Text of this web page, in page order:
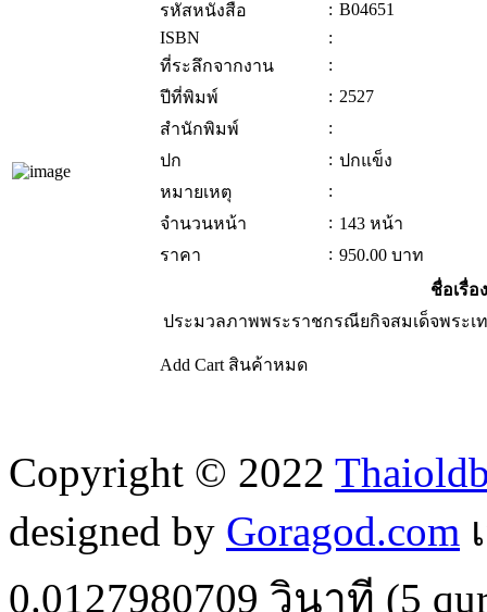
รหัสหนังสือ
: B04651
ISBN
:
ที่ระลึกจากงาน
:
ปีที่พิมพ์
: 2527
สำนักพิมพ์
:
ปก
: ปกแข็ง
หมายเหตุ
:
จำนวนหน้า
: 143 หน้า
ราคา
: 950.00 บาท
ชื่อเรื่อง
ประมวลภาพพระราชกรณียกิจสมเด็จพระ
Add Cart สินค้าหมด
Copyright © 2022
designed by Goragod.com
0.0127980709 วินาที (5